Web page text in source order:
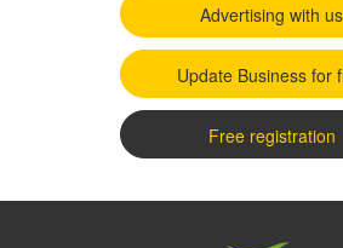
Advertising with us
Update Business for
Free registration